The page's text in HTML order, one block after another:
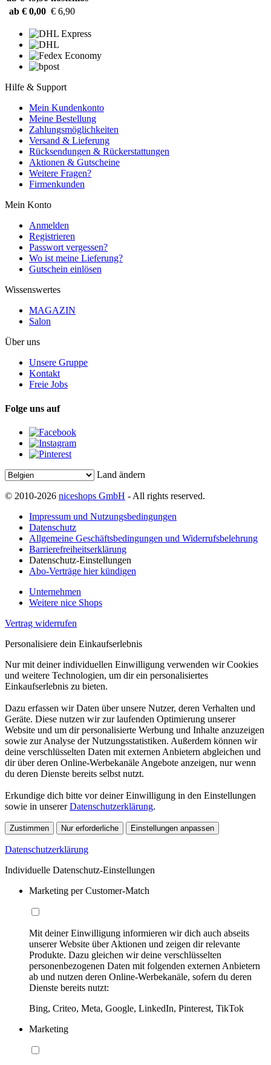
ab € 0,00 € 6,90
Hilfe & Support
Mein Kundenkonto
Meine Bestellung
Zahlungsmöglichkeiten
Versand & Lieferung
Rücksendungen & Rückerstattungen
Aktionen & Gutscheine
Weitere Fragen?
Firmenkunden
Mein Konto
Anmelden
Registrieren
Passwort vergessen?
Wo ist meine Lieferung?
Gutschein einlösen
Wissenswertes
MAGAZIN
Salon
Über uns
Unsere Gruppe
Kontakt
Freie Jobs
Folge uns auf
Land ändern
© 2010-2026 niceshops GmbH - All rights reserved.
Impressum und Nutzungsbedingungen
Datenschutz
Allgemeine Geschäftsbedingungen und Widerrufsbelehrung
Barrierefreiheitserklärung
Datenschutz-Einstellungen
Abo-Verträge hier kündigen
Unternehmen
Weitere nice Shops
Vertrag widerrufen
Personalisiere dein Einkaufserlebnis
Nur mit deiner individuellen Einwilligung verwenden wir Cookies
und weitere Technologien, um dir ein personalisiertes
Einkaufserlebnis zu bieten.
Dazu erfassen wir Daten über unsere Nutzer, deren Verhalten und
Geräte. Diese nutzen wir zur laufenden Optimierung unserer
Website und um dir personalisierte Werbung und Inhalte anzuzeigen
sowie zur Analyse der Nutzungsstatistiken. Außerdem können wir
deine verschlüsselten Daten mit externen Anbietern abgleichen und
dir über deren Online-Werbekanäle Angebote anzeigen, nur wenn
du deren Dienste bereits selbst nutzt.
Erkundige dich bitte vor deiner Einwilligung in den Einstellungen
sowie in unsererDatenschutzerklärung.
Zustimmen Nur erforderliche Einstellungen anpassen
Datenschutzerklärung
Individuelle Datenschutz-Einstellungen
Marketing per Customer-Match
Mit deiner Einwilligung informieren wir dich auch abseits
unserer Website über Aktionen und zeigen dir relevante
Produkte. Dazu gleichen wir deine verschlüsselten
personenbezogenen Daten mit folgenden externen Anbietern
ab und nutzen deren Online-Werbekanäle, sofern du deren
Dienste bereits nutzt:
Bing, Criteo, Meta, Google, LinkedIn, Pinterest, TikTok
Marketing